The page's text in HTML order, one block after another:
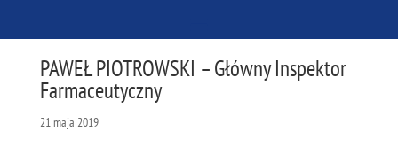
PAWEŁ PIOTROWSKI – Główny Inspektor
Farmaceutyczny
21 maja 2019